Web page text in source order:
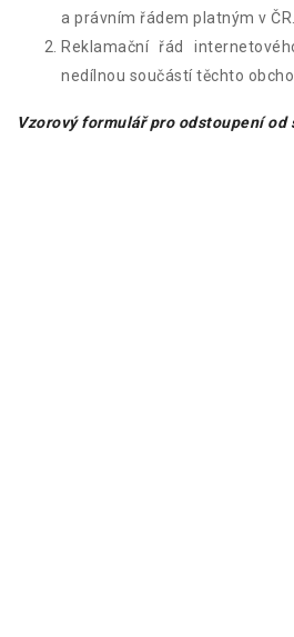
a právním řádem platným v ČR.
Reklamační řád
nedílnou součástí těchto
Vzorový formulář pro odstoupení od